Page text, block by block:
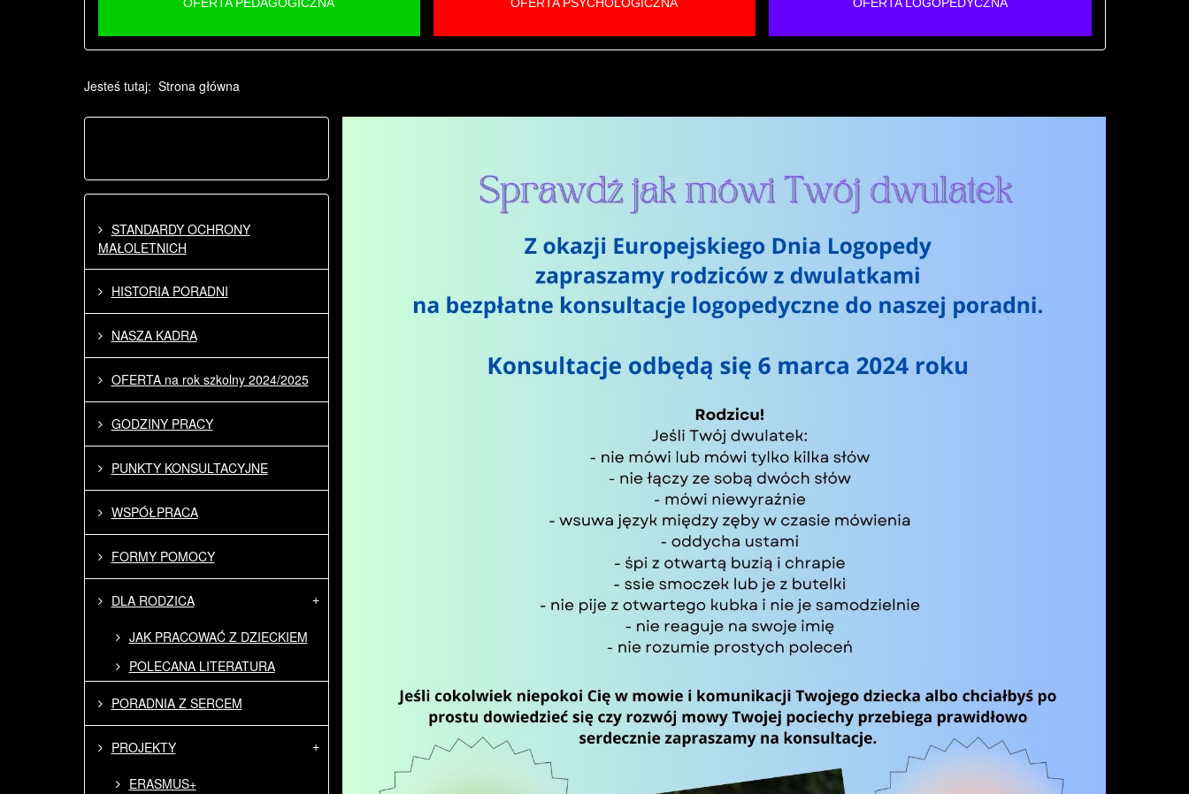
Jesteś tutaj: Strona główna
STANDARDY OCHRONY
MAŁOLETNICH
HISTORIA PORADNI
NASZA KADRA
OFERTA na rok szkolny 2024/2025
GODZINY PRACY
PUNKTY KONSULTACYJNE
WSPÓŁPRACA
FORMY POMOCY
DLA RODZICA
JAK PRACOWAĆ Z DZIECKIEM
POLECANA LITERATURA
PORADNIA Z SERCEM
PROJEKTY
ERASMUS+